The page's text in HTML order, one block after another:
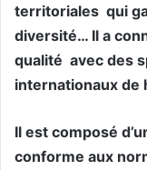
territoriales qui
diversité… Il a
qualité avec des
internationaux de
Il est composé
conforme aux